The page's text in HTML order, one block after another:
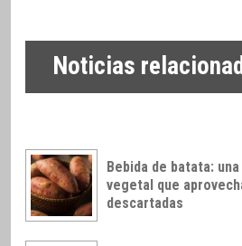
Noticias
Bebida de batata:
vegetal que
descartadas